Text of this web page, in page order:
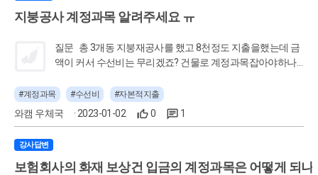
지붕공사 계정과목 알려주세요 ㅠ
질문 총 3개동 지붕재공사를 했고 8천정도 지출을했는데 금
액이 커서 수선비는 무리겠죠? 건물로 계정과목잡아야하나
과목 알려주세요 ㅠ (경리나라 - 회계.경리 커뮤니티 No.1) | 작
성자 초이은
와캠 우체국 · 2023-01-02 0 1
#계정과목 #수선비 #자본적지출
강사답변
보험회사의 화재 보상건 입금의 계정과목은 어떻게 되나